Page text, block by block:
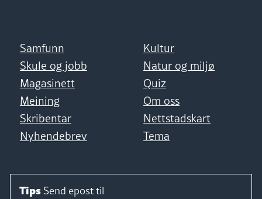
Samfunn
Kultur
Skule og jobb
Natur og miljø
Magasinett
Quiz
Meining
Om oss
Skribentar
Nettstadskart
Nyhendebrev
Tema
Tips Send epost til